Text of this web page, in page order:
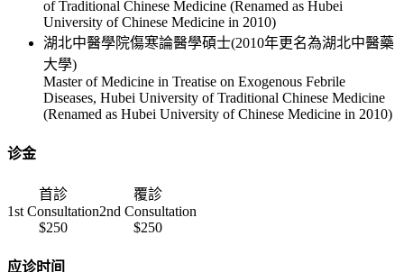
of Traditional Chinese Medicine (Renamed as Hubei
University of Chinese Medicine in 2010)
湖北中醫學院傷寒論醫學碩士(2010年更名為湖北中醫藥
大學)
Master of Medicine in Treatise on Exogenous Febrile
Diseases, Hubei University of Traditional Chinese Medicine
(Renamed as Hubei University of Chinese Medicine in 2010)
诊金
首診
1st Consultation
覆診
2nd Consultation
$250
$250
应诊时间